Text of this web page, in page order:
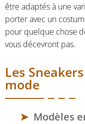
être adaptés à une
porter avec un
pour quelque chose
vous décevront pas.
Les
mode
Modèles